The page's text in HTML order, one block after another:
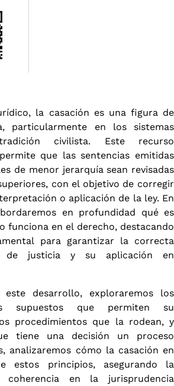
la casación es una figura de
particularmente en los sistemas
civilista. Este recurso
que las sentencias emitidas
de menor jerarquía sean revisadas
con el objetivo de corregir
o aplicación de la ley. En
en profundidad qué es
funciona en el derecho, destacando
para garantizar la correcta
de justicia y su aplicación en
desarrollo, exploraremos los
supuestos que permiten su
procedimientos que la rodean, y
tiene una decisión un proceso
analizaremos cómo la casación en
estos principios, asegurando la
coherencia en la jurisprudencia